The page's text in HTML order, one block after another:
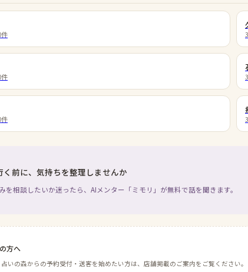
件
件
件
く前に、気持ちを整理しませんか
を相談したいか迷ったら、AIメンター「ミモリ」が無料で話を聞きます。
方へ
いの森からの予約受付・送客を始めたい方は、店舗掲載のご案内をご覧ください。